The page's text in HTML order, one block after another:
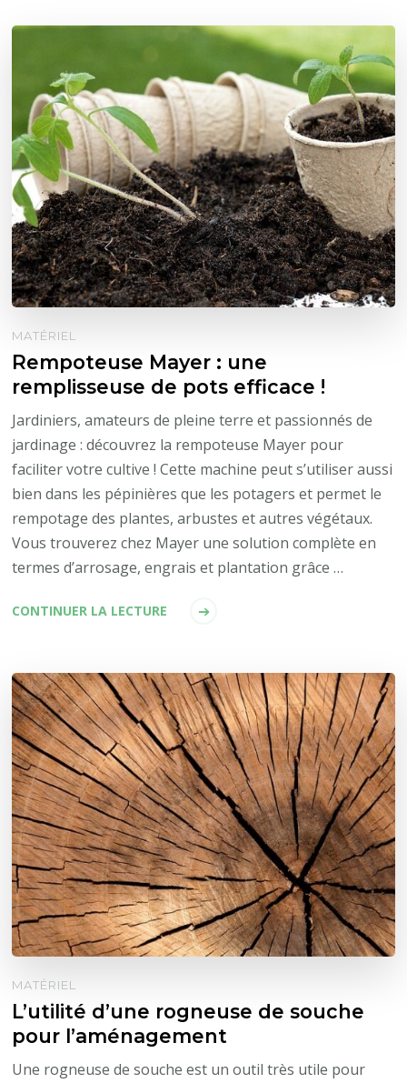
MATÉRIEL
Rempoteuse Mayer : une
remplisseuse de pots efficace !
Jardiniers, amateurs de pleine terre et passionnés de
jardinage : découvrez la rempoteuse Mayer pour
faciliter votre cultive ! Cette machine peut s’utiliser aussi
bien dans les pépinières que les potagers et permet le
rempotage des plantes, arbustes et autres végétaux.
Vous trouverez chez Mayer une solution complète en
termes d’arrosage, engrais et plantation grâce …
CONTINUER LA LECTURE
MATÉRIEL
L’utilité d’une rogneuse de souche
pour l’aménagement
Une rogneuse de souche est un outil très utile pour